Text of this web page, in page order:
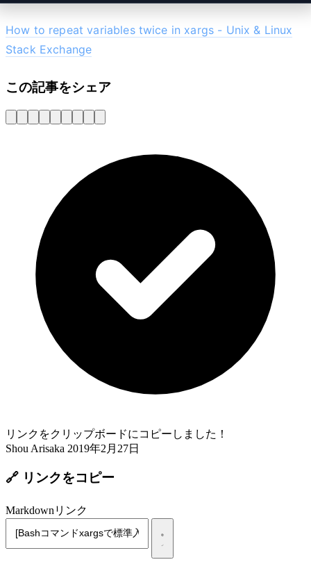
How to repeat variables twice in xargs - Unix & Linux
Stack Exchange
この記事をシェア
リンクをクリップボードにコピーしました！
Shou Arisaka 2019年2月27日
🔗 リンクをコピー
Markdownリンク